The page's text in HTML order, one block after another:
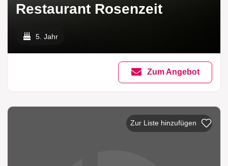
Restaurant Rosenzeit
5. Jahr
Zum Angebot
Zur Liste hinzufügen